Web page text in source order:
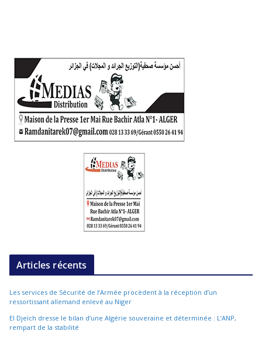
Articles récents
Les services de Sécurité de l’Armée procèdent à la réception d’un
ressortissant allemand enlevé au Niger
El Djeïch dresse le bilan d’une Algérie souveraine et déterminée : L’ANP,
rempart de la stabilité